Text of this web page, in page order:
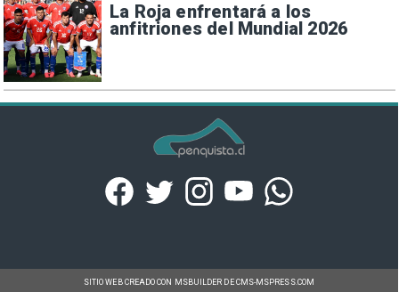
La Roja enfrentará a los
anfitriones del Mundial 2026
SITIO WEB CREADO CON MSBUILDER DE CMS-MSPRESS.COM